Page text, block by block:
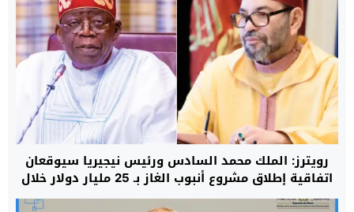
رويترز: الملك محمد السادس ورئيس نيجيريا سيوقعان
اتفاقية إطلاق مشروع أنبوب الغاز بـ 25 مليار دولار خلال
الربع الأخير من 2026